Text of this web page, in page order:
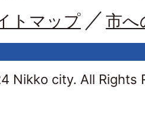
トマップ
市へ
Nikko city. All Rights